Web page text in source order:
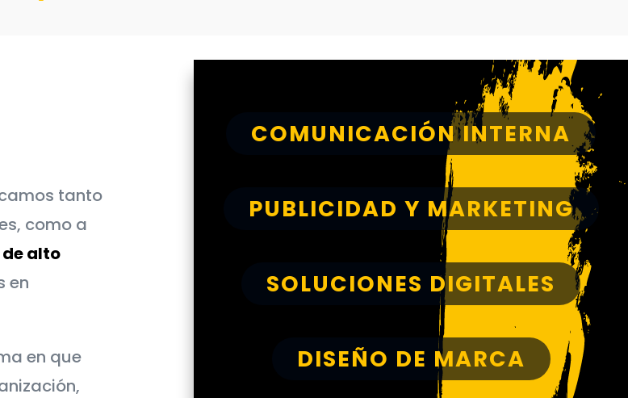
tanto
como a
de alto
en
en que
COMUNICACIÓN INTERNA
PUBLICIDAD Y MARKETING
SOLUCIONES DIGITALES
DISEÑO DE MARCA